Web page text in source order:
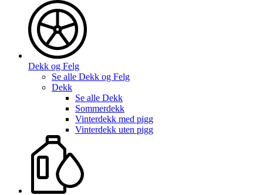
Dekk og Felg
Se alle Dekk og Felg
Dekk
Se alle Dekk
Sommerdekk
Vinterdekk med pigg
Vinterdekk uten pigg